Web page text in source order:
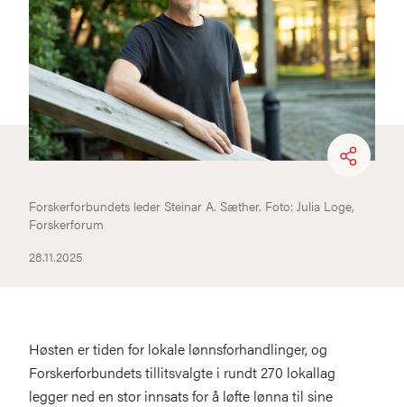
28.11.2025
Forskerforbundets leder Steinar A. Sæther. Foto: Julia Loge,
Forskerforum
Høsten er tiden for lokale lønnsforhandlinger, og
Forskerforbundets tillitsvalgte i rundt 270 lokallag
legger ned en stor innsats for å løfte lønna til sine